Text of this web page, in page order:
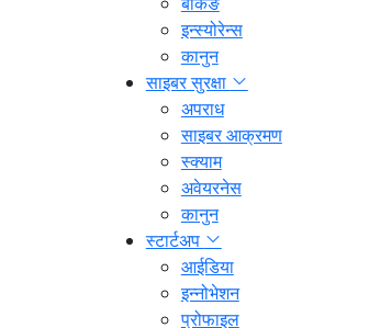
इन्स्योरेन्स
कानुन
साइबर सुरक्षा
अपराध
साइबर आक्रमण
स्क्याम
अवेयरनेस
कानुन
स्टार्टअप
आईडिया
इन्नोभेशन
प्रोफाइल